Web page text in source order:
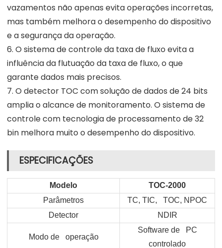
vazamentos não apenas evita operações incorretas,
mas também melhora o desempenho do dispositivo
e a segurança da operação.
6. O sistema de controle da taxa de fluxo evita a
influência da flutuação da taxa de fluxo, o que
garante dados mais precisos.
7. O detector TOC com solução de dados de 24 bits
amplia o alcance de monitoramento. O sistema de
controle com tecnologia de processamento de 32
bin melhora muito o desempenho do dispositivo.
ESPECIFICAÇÕES
Modelo
TOC-2000
Parâmetros
TC, TIC, TOC, NPOC
Detector
NDIR
Modo de operação
Software de PC
controlado